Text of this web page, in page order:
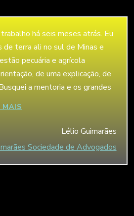
há seis meses atrás. Eu
de terra ali no sul de Minas e
pecuária e agrícola
de uma explicação, de
a mentoria e os grandes
MAIS
Lélio Guimarães
Sociedade de Advogados